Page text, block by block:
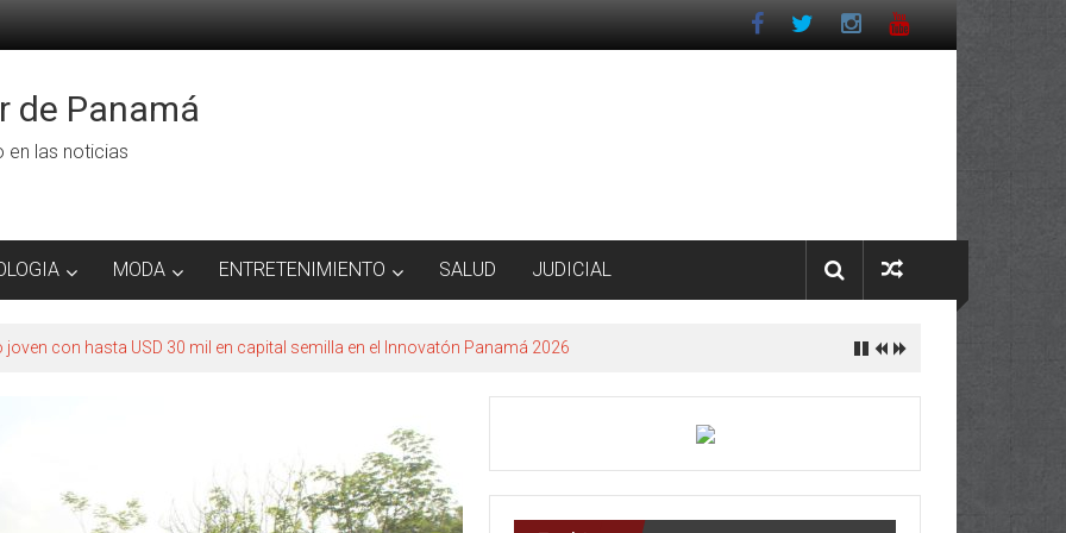
de Panamá
en las noticias
MODA ENTRETENIMIENTO SALUD JUDICIAL
de un dispositivo iOS a uno Galaxy usando Smart Switch